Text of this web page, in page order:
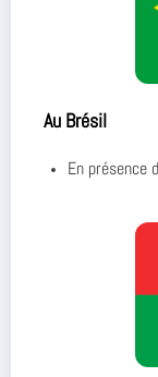
Au Brésil
En présence